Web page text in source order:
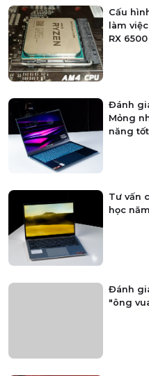
Cấu
làm
RX
Đánh
Mỏng
năng
Tư vấn
học
Đánh
"ông